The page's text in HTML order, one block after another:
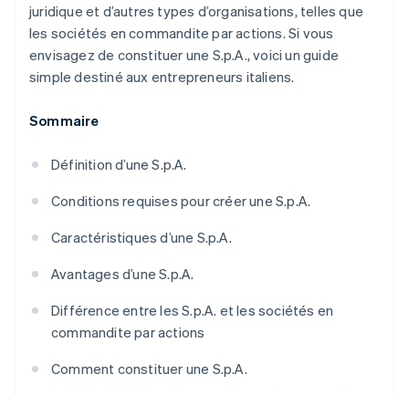
juridique et d’autres types d’organisations, telles que
les sociétés en commandite par actions. Si vous
envisagez de constituer une S.p.A., voici un guide
simple destiné aux entrepreneurs italiens.
Sommaire
Définition d’une S.p.A.
Conditions requises pour créer une S.p.A.
Caractéristiques d’une S.p.A.
Avantages d’une S.p.A.
Différence entre les S.p.A. et les sociétés en
commandite par actions
Comment constituer une S.p.A.